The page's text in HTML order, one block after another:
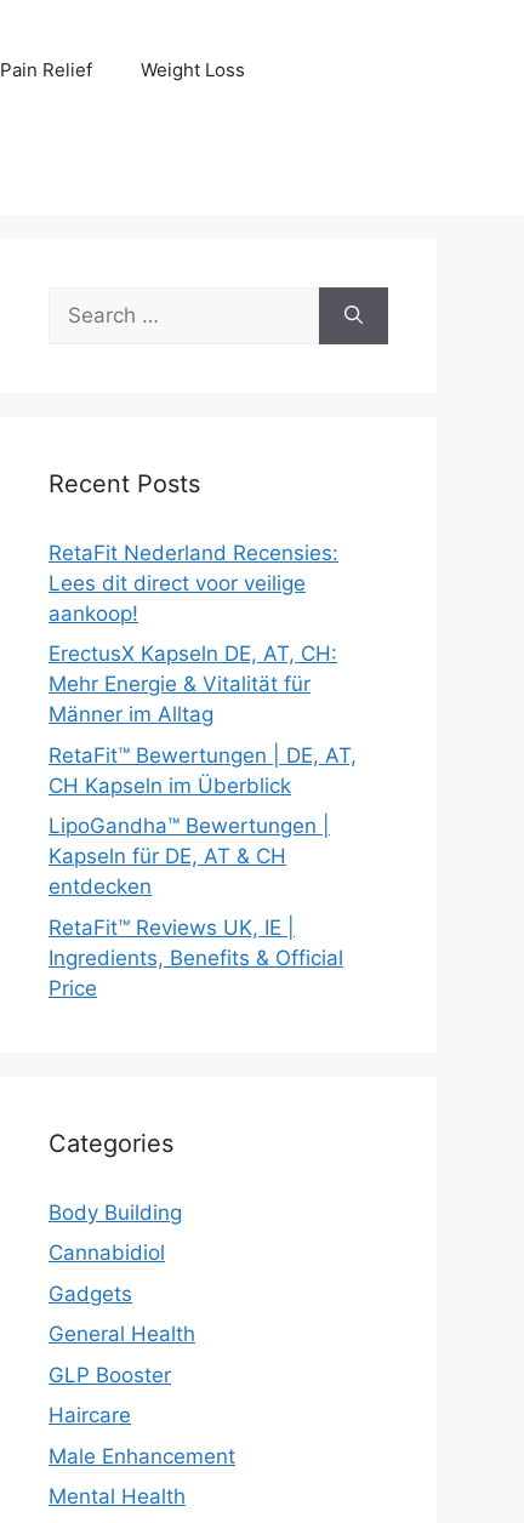
Pain Relief Weight Loss
for:
Recent Posts
RetaFit Nederland Recensies:
Lees dit direct voor veilige
aankoop!
ErectusX Kapseln DE, AT, CH:
Mehr Energie & Vitalität für
Männer im Alltag
RetaFit™ Bewertungen | DE, AT,
CH Kapseln im Überblick
LipoGandha™ Bewertungen |
Kapseln für DE, AT & CH
entdecken
RetaFit™ Reviews UK, IE |
Ingredients, Benefits & Official
Price
Categories
Body Building
Cannabidiol
Gadgets
General Health
GLP Booster
Haircare
Male Enhancement
Mental Health